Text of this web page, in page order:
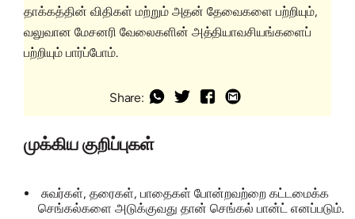
தாக்கத்தின் விதிகள் மற்றும் அதன் தேவைகளை பற்றியும்,
வலுவான மேசனரி வேலைகளின் அத்தியாவசியங்களைப்
பற்றியும் பார்ப்போம்.
Share:
முக்கிய குறிப்புகள்
சுவர்கள், தரைகள், பாதைகள் போன்றவற்றை கட்டமைக்க
செங்கல்களை அடுக்குவது தான் செங்கல் பான்ட் எனப்படும்.